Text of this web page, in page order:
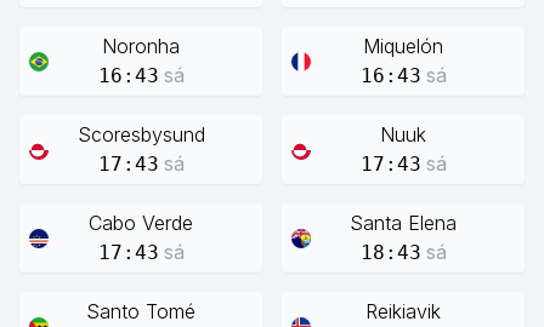
Noronha
16:43 sá
Miquelón
16:43 sá
Scoresbysund
17:43 sá
Nuuk
17:43 sá
Cabo Verde
17:43 sá
Santa Elena
18:43 sá
Santo Tomé Reikiavik